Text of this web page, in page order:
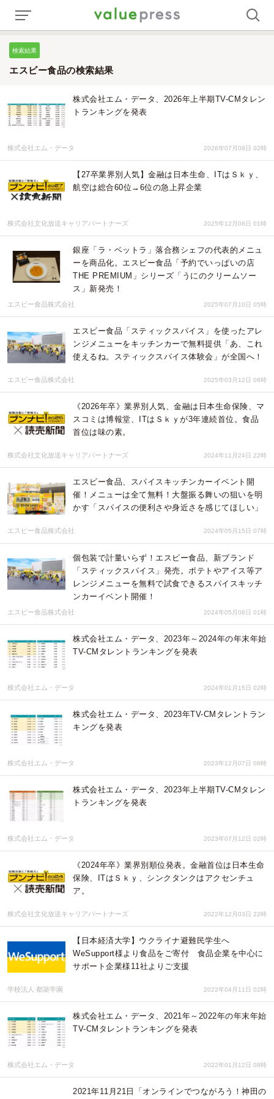
検索結果
エスビー食品の検索結果
株式会社エム・データ、2026年上半期TV-CMタレン
トランキングを発表
株式会社エム・データ 2026年07月09日 02時
【27卒業界別人気】金融は日本生命、ITはＳｋｙ、
航空は総合60位→6位の急上昇企業
株式会社文化放送キャリアパートナーズ 2025年12月08日 01時
銀座「ラ・ベットラ」落合務シェフの代表的メニュ
ーを商品化。エスビー食品「予約でいっぱいの店
THE PREMIUM」シリーズ「うにのクリームソー
ス」新発売！
エスビー食品株式会社 2025年07月10日 05時
エスビー食品「スティックスパイス」を使ったアレ
ンジメニューをキッチンカーで無料提供「あ、これ
使えるね。スティックスパイス体験会」が全国へ！
エスビー食品株式会社 2025年03月12日 06時
《2026年卒》業界別人気、金融は日本生命保険、マ
スコミは博報堂、ITはＳｋｙが3年連続首位。食品
首位は味の素。
株式会社文化放送キャリアパートナーズ 2024年11月24日 22時
エスビー食品、スパイスキッチンカーイベント開
催！メニューは全て無料！大盤振る舞いの狙いを明
かす「スパイスの便利さや身近さを感じてほしい」
エスビー食品株式会社 2024年05月15日 07時
個包装で計量いらず！エスビー食品、新ブランド
「スティックスパイス」発売。ポテトやアイス等ア
レンジメニューを無料で試食できるスパイスキッチ
ンカーイベント開催！
エスビー食品株式会社 2024年05月08日 01時
株式会社エム・データ、2023年～2024年の年末年始
TV-CMタレントランキングを発表
株式会社エム・データ 2024年01月15日 02時
株式会社エム・データ、2023年TV-CMタレントラン
キングを発表
株式会社エム・データ 2023年12月07日 08時
株式会社エム・データ、2023年上半期TV-CMタレン
トランキングを発表
株式会社エム・データ 2023年07月12日 02時
《2024年卒》業界別順位発表。金融首位は日本生命
保険、ITはＳｋｙ、シンクタンクはアクセンチュ
ア。
株式会社文化放送キャリアパートナーズ 2022年12月03日 22時
【日本経済大学】ウクライナ避難民学生へ
WeSupport様より食品をご寄付 食品企業を中心に
サポート企業様11社よりご支援
学校法人 都築学園 2022年04月11日 02時
株式会社エム・データ、2021年～2022年の年末年始
TV-CMタレントランキングを発表
株式会社エム・データ 2022年01月12日 08時
2021年11月21日「オンラインでつながろう！神田の